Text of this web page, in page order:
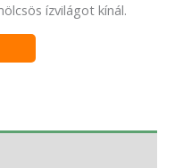
ízvilágot kínál.